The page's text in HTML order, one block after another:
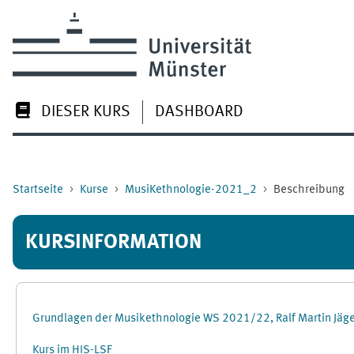
DIESER KURS DASHBOARD
Startseite Kurse MusiKethnologie-2021_2 Beschreibung
KURSINFORMATION
Grundlagen der Musikethnologie WS 2021/22, Ralf Martin
Kurs im HIS-LSF